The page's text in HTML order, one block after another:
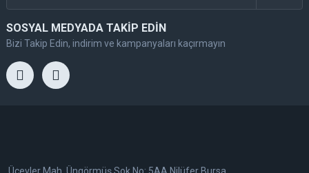
SOSYAL MEDYADA TAKİP EDİN
Bizi Takip Edin, indirim ve kampanyaları kaçırmayın